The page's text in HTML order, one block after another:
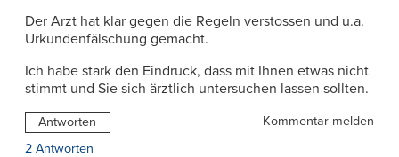
Der Arzt hat klar gegen die Regeln verstossen und u.a.
Urkundenfälschung gemacht.
Ich habe stark den Eindruck, dass mit Ihnen etwas nicht
stimmt und Sie sich ärztlich untersuchen lassen sollten.
Antworten
Kommentar melden
2 Antworten